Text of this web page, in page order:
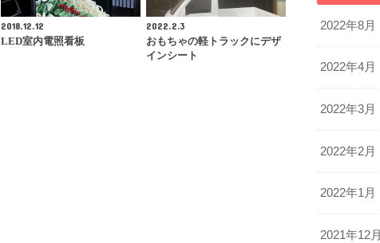
2018.12.12
LED室内電照看板
2022.2.3
おもちゃの軽トラックにデザ
インシート
2022年8月
2022年4月
2022年3月
2022年2月
2022年1月
2021年12月